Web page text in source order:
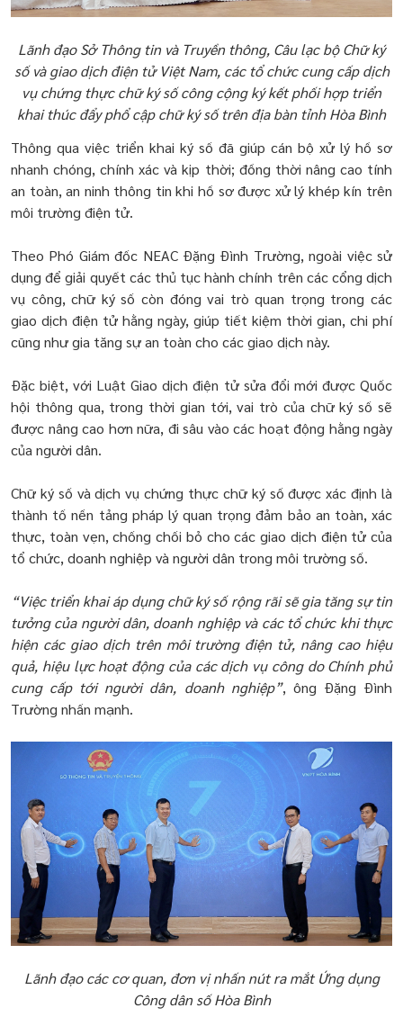
Lãnh đạo Sở Thông tin và Truyền thông, Câu lạc bộ Chữ ký
số và giao dịch điện tử Việt Nam, các tổ chức cung cấp dịch
vụ chứng thực chữ ký số công cộng ký kết phối hợp triển
khai thúc đẩy phổ cập chữ ký số trên địa bàn tỉnh Hòa Bình
Thông qua việc triển khai ký số đã giúp cán bộ xử lý hồ sơ
nhanh chóng, chính xác và kịp thời; đồng thời nâng cao tính
an toàn, an ninh thông tin khi hồ sơ được xử lý khép kín trên
môi trường điện tử.
Theo Phó Giám đốc NEAC Đặng Đình Trường, ngoài việc sử
dụng để giải quyết các thủ tục hành chính trên các cổng dịch
vụ công, chữ ký số còn đóng vai trò quan trọng trong các
giao dịch điện tử hằng ngày, giúp tiết kiệm thời gian, chi phí
cũng như gia tăng sự an toàn cho các giao dịch này.
Đặc biệt, với Luật Giao dịch điện tử sửa đổi mới được Quốc
hội thông qua, trong thời gian tới, vai trò của chữ ký số sẽ
được nâng cao hơn nữa, đi sâu vào các hoạt động hằng ngày
của người dân.
Chữ ký số và dịch vụ chứng thực chữ ký số được xác định là
thành tố nền tảng pháp lý quan trọng đảm bảo an toàn, xác
thực, toàn vẹn, chống chối bỏ cho các giao dịch điện tử của
tổ chức, doanh nghiệp và người dân trong môi trường số.
“Việc triển khai áp dụng chữ ký số rộng rãi sẽ gia tăng sự tin
tưởng của người dân, doanh nghiệp và các tổ chức khi thực
hiện các giao dịch trên môi trường điện tử, nâng cao hiệu
quả, hiệu lực hoạt động của các dịch vụ công do Chính phủ
cung cấp tới người dân, doanh nghiệp”, ông Đặng Đình
Trường nhấn mạnh.
Lãnh đạo các cơ quan, đơn vị nhấn nút ra mắt Ứng dụng
Công dân số Hòa Bình